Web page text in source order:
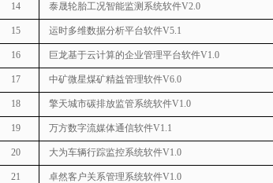
14 泰晟轮胎工况智能监测系统软件V2.0
15 运时多维数据分析平台软件V5.1
16 巨龙基于云计算的企业管理平台软件V1.0
17 中矿微星煤矿精益管理软件V6.0
18 擎天城市碳排放监管系统软件V1.0
19 万方数字流媒体通信软件V1.1
20 大为车辆行踪监控系统软件V1.0
21 卓然客户关系管理系统软件V1.0